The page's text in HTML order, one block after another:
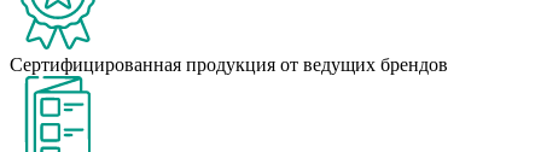
Сертифицированная продукция от ведущих брендов